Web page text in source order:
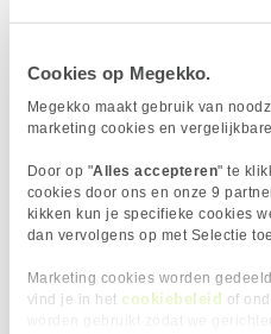
Cookies op Megekko.
Megekko maakt gebruik van
marketing cookies en
Door op "Alles accepteren" te
cookies door ons en onze 9
kikken kun je specifieke cookies
dan vervolgens op met Selectie
Marketing cookies worden
vind je in het cookiebeleid of
Voor grafisch intensieve
Ring, Baldur’s Gate 3 of
meer kracht nodig. Als je
zoals de NVIDIA RTX 5080
krijg je prachtige beelden